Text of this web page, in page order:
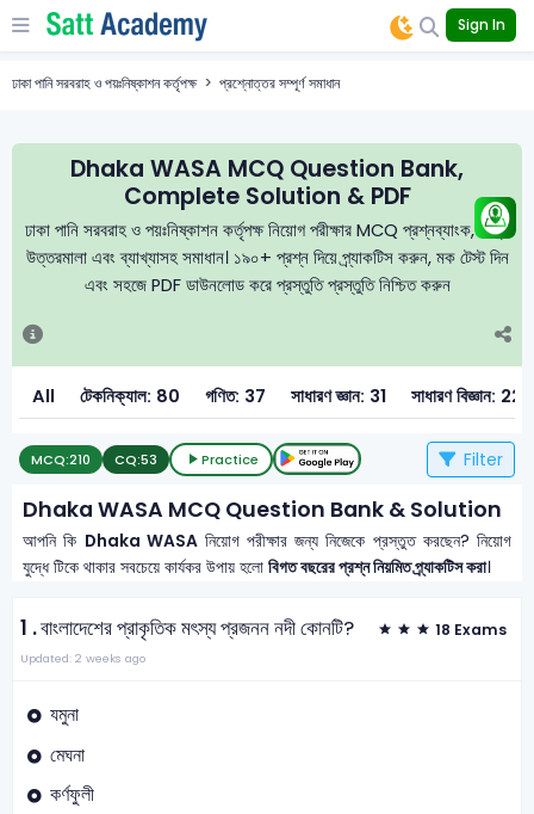
Sign In
ঢাকা পানি সরবরাহ ও পয়ঃনিষ্কাশন কর্তৃপক্ষ প্রশ্নোত্তর সম্পূর্ণ সমাধান
Dhaka WASA MCQ Question Bank,
Complete Solution & PDF
ঢাকা পানি সরবরাহ ও পয়ঃনিষ্কাশন কর্তৃপক্ষ নিয়োগ পরীক্ষার MCQ প্রশ্নব্যাংক, নির্ভুল
উত্তরমালা এবং ব্যাখ্যাসহ সমাধান। ১৯০+ প্রশ্ন দিয়ে প্র্যাকটিস করুন, মক টেস্ট দিন
এবং সহজে PDF ডাউনলোড করে প্রস্তুতি প্রস্তুতি নিশ্চিত করুন
All টেকনিক্যাল: 80 গণিত: 37 সাধারণ জ্ঞান: 31 সাধারণ বিজ্ঞান: 22
MCQ:210 CQ:53 Practice Filter
Dhaka WASA MCQ Question Bank & Solution
আপনি কি Dhaka WASAনিয়োগ পরীক্ষার জন্য নিজেকে প্রস্তুত করছেন? নিয়োগ
যুদ্ধে টিকে থাকার সবচেয়ে কার্যকর উপায় হলোবিগত বছরের প্রশ্ন নিয়মিত প্র্যাকটিস করা।
1 .বাংলাদেশের প্রাকৃতিক মৎস্য প্রজনন নদী কোনটি? 18 Exams
Updated: 2 weeks ago
যমুনা
মেঘনা
কর্ণফুলী